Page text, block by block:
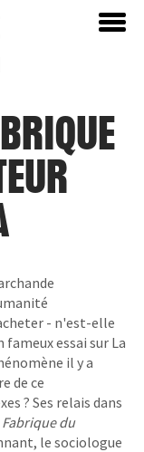
- n'est-elle
essai sur La
il y a
de ce
? Ses relais dans
Fabrique du
le sociologue